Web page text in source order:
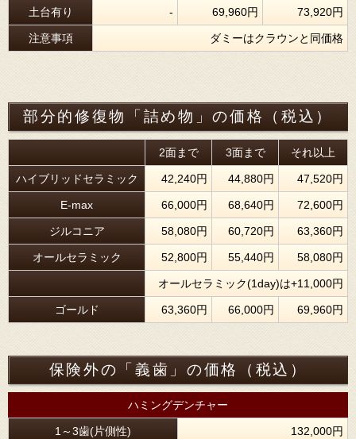
土台有り - 69,960円 73,920円
注意事項 ダミーはクラウンと同価格
部分的修復物「詰め物」の価格（税込）
2面まで 3面まで それ以上
ハイブリッドセラミック 42,240円 44,880円 47,520円
E-max 66,000円 68,640円 72,600円
ジルコニア 58,080円 60,720円 63,360円
オールセラミック 52,800円 55,440円 58,080円
オールセラミック(1day)は+11,000円
ゴールド 63,360円 66,000円 69,960円
保険外の「義歯」の価格（税込）
ハミングデンチャー
1～3歯(片側性) 132,000円